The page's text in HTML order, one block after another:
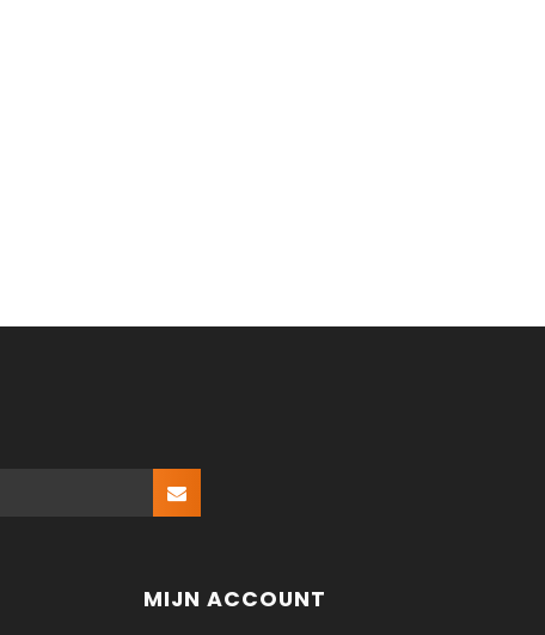
MIJN ACCOUNT